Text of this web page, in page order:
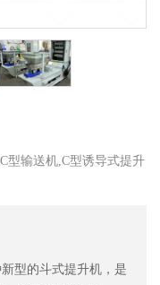
型输送机,C型诱导式提升
型的斗式提升机，是